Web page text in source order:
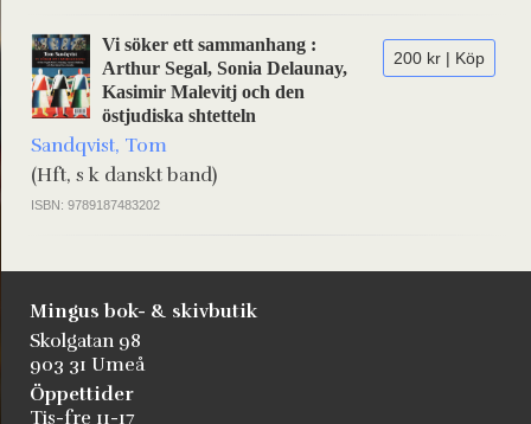
200 kr | Köp
Vi söker ett sammanhang :
Arthur Segal, Sonia Delaunay,
Kasimir Malevitj och den
östjudiska shtetteln
Sandqvist, Tom
(Hft, s k danskt band)
ISBN: 9789187483202
Mingus bok- & skivbutik
Skolgatan 98
903 31 Umeå
Öppettider
Tis-fre 11-17